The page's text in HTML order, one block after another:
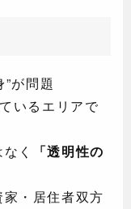
が問題
いるエリアで
く
「透明性の
・居住者双方